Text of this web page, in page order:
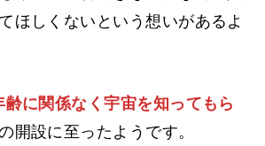
ほしくないという想いがあるよ
齢に関係なく宇宙を知ってもら
開設に至ったようです。